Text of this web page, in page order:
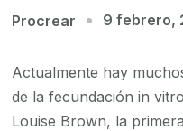
Procrear 9 febrero,
Actualmente hay
de la fecundación in
Louise Brown, la